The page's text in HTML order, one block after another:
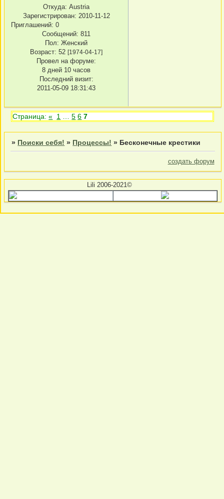
Откуда: Austria
Зарегистрирован: 2010-11-12
Приглашений: 0
Сообщений: 811
Пол: Женский
Возраст: 52 [1974-04-17]
Провел на форуме:
8 дней 10 часов
Последний визит:
2011-05-09 18:31:43
Страница:« 1 … 5 6 7
» Поиски себя! » Процессы! » Бесконечные крестики
создать форум
Lili 2006-2021©